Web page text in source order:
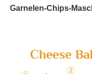
Garnelen-Chips-